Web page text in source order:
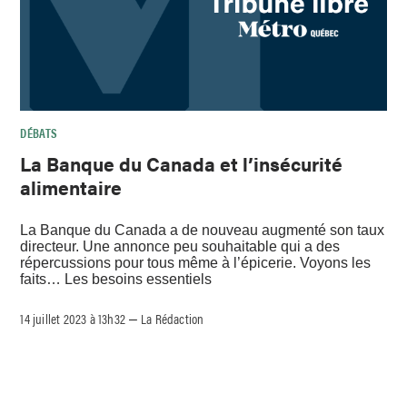
DÉBATS
La Banque du Canada et l’insécurité
alimentaire
La Banque du Canada a de nouveau augmenté son taux
directeur. Une annonce peu souhaitable qui a des
répercussions pour tous même à l’épicerie. Voyons les
faits… Les besoins essentiels
14 juillet 2023 à 13h32 – La Rédaction